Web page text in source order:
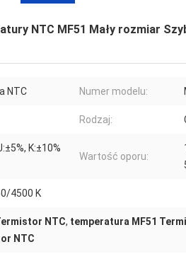
NTC MF51 Mały rozmiar
NTC Numer modelu:
Rodzaj:
K:±10%
Wartość oporu:
4500 K
NTC, temperatura MF51
NTC